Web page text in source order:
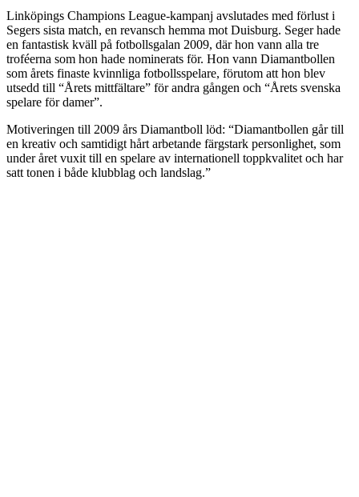
Linköpings Champions League-kampanj avslutades med förlust i
Segers sista match, en revansch hemma mot Duisburg. Seger hade
en fantastisk kväll på fotbollsgalan 2009, där hon vann alla tre
troféerna som hon hade nominerats för. Hon vann Diamantbollen
som årets finaste kvinnliga fotbollsspelare, förutom att hon blev
utsedd till “Årets mittfältare” för andra gången och “Årets svenska
spelare för damer”.
Motiveringen till 2009 års Diamantboll löd: “Diamantbollen går till
en kreativ och samtidigt hårt arbetande färgstark personlighet, som
under året vuxit till en spelare av internationell toppkvalitet och har
satt tonen i både klubblag och landslag.”